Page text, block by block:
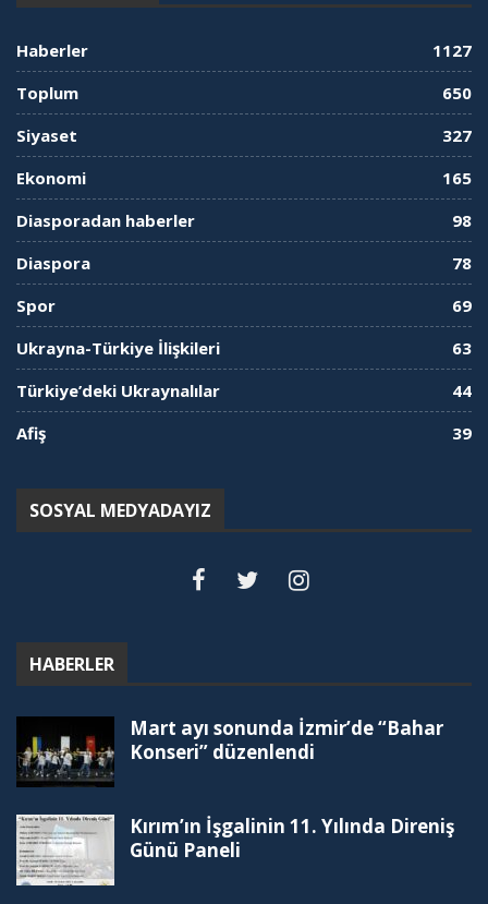
Haberler
1127
Toplum
650
Siyaset
327
Ekonomi
165
Diasporadan haberler
98
Diaspora
78
Spor
69
Ukrayna-Türkiye İlişkileri
63
Türkiye’deki Ukraynalılar
44
Afiş
39
SOSYAL MEDYADAYIZ
HABERLER
Mart ayı sonunda İzmir’de “Bahar
Konseri” düzenlendi
Kırım’ın İşgalinin 11. Yılında Direniş
Günü Paneli